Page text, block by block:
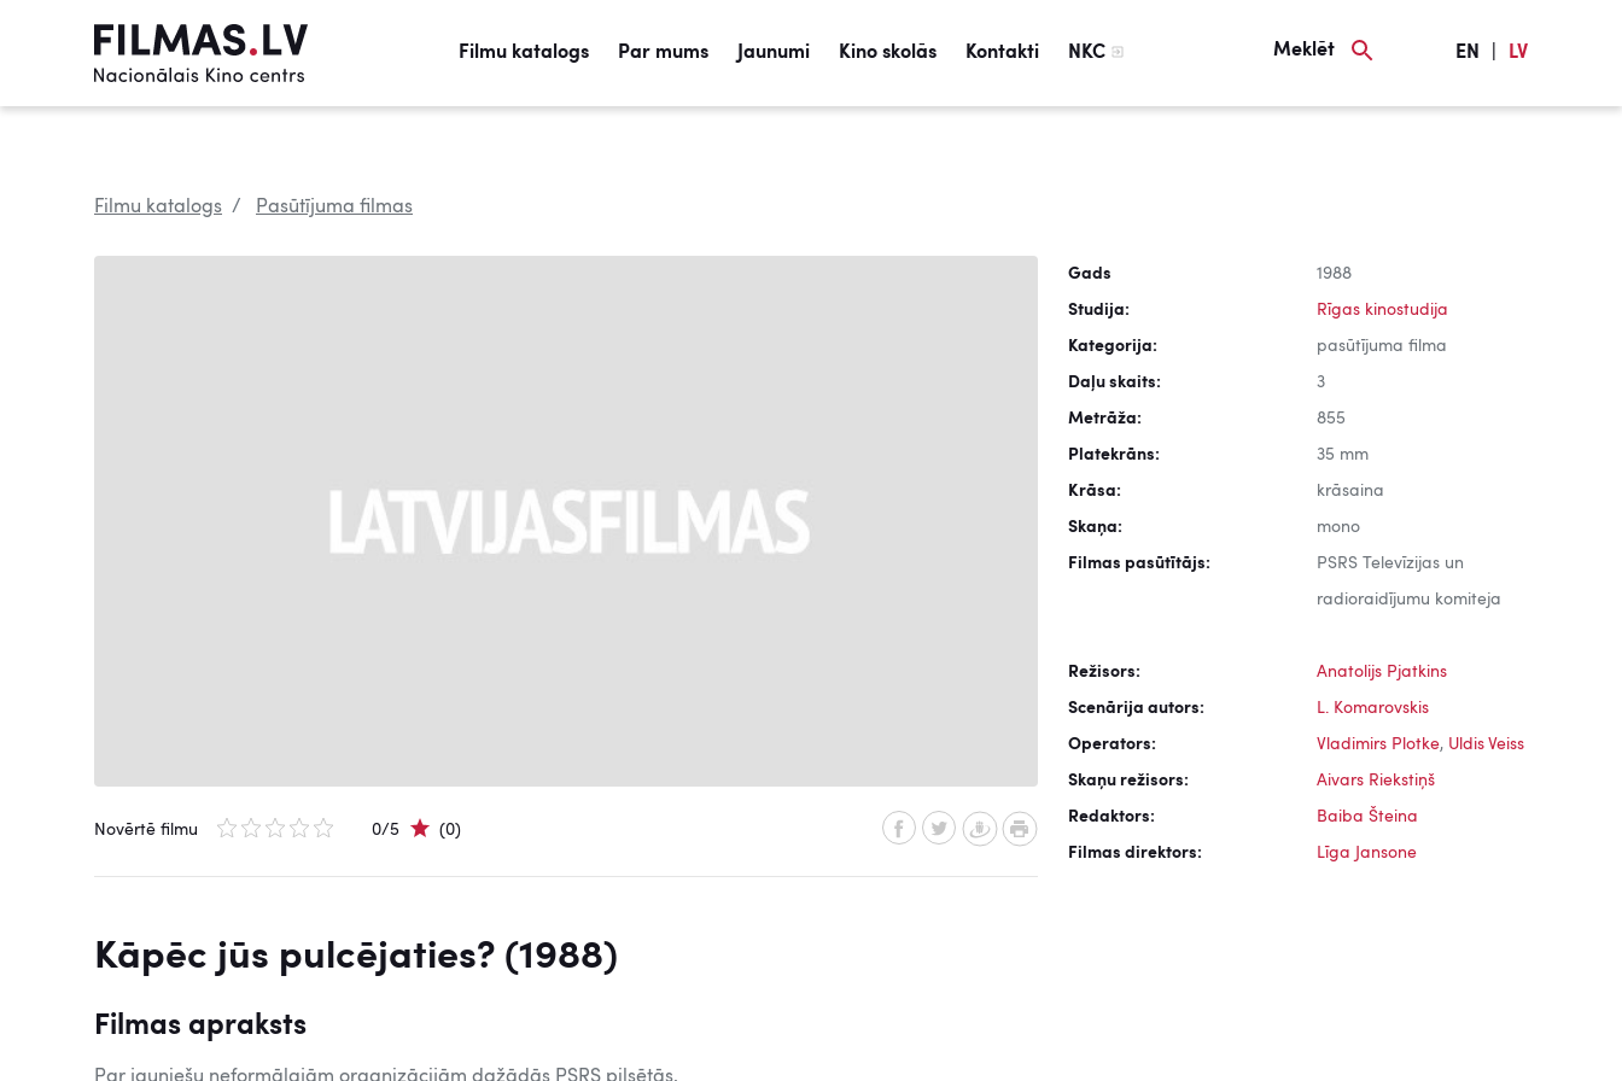
Filmu katalogs Par mums Jaunumi Kino skolās Kontakti NKC Meklēt EN LV
Filmu katalogs Pasūtījuma filmas
Novērtē filmu 0/5 (0)
Kāpēc jūs pulcējaties? (1988)
Filmas apraksts
Gads 1988
Studija: Rīgas kinostudija
Kategorija: pasūtījuma filma
Daļu skaits: 3
Metrāža: 855
Platekrāns: 35 mm
Krāsa: krāsaina
Skaņa: mono
Filmas pasūtītājs: PSRS Televīzijas un
radioraidījumu komiteja
Režisors: Anatolijs Pjatkins
Scenārija autors: L. Komarovskis
Operators: Vladimirs Plotke, Uldis Veiss
Skaņu režisors: Aivars Riekstiņš
Redaktors: Baiba Šteina
Filmas direktors: Līga Jansone